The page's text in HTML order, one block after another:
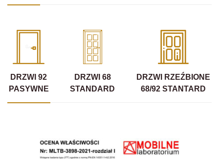
DRZWI 92
PASYWNE
DRZWI 68
STANDARD
DRZWI RZEŹBIONE
68/92 STANTARD